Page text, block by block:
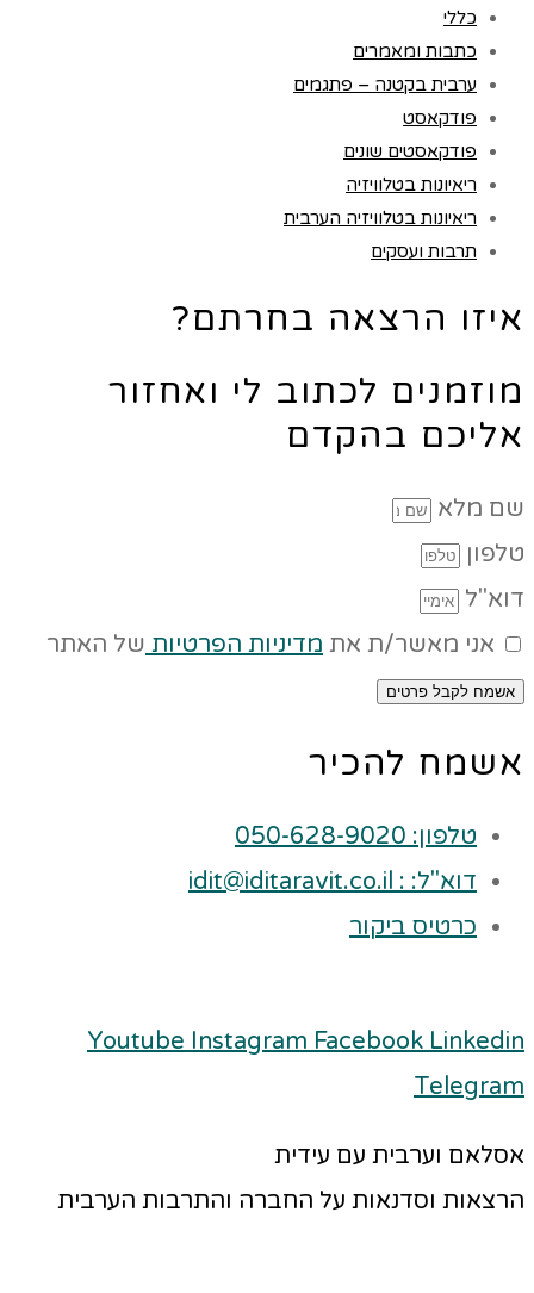
כללי
כתבות ומאמרים
ערבית בקטנה – פתגמים
פודקאסט
פודקאסטים שונים
ריאיונות בטלוויזיה
ריאיונות בטלוויזיה הערבית
תרבות ועסקים
איזו הרצאה בחרתם?
מוזמנים לכתוב לי ואחזור
אליכם בהקדם
שם מלא
טלפון
דוא"ל
אני מאשר/ת את מדיניות הפרטיות של האתר
אשמח לקבל פרטים
אשמח להכיר
טלפון: 050-628-9020
דוא"ל: : idit@iditaravit.co.il
כרטיס ביקור
Youtube Instagram Facebook Linkedin
Telegram
אסלאם וערבית עם עידית
הרצאות וסדנאות על החברה והתרבות הערבית